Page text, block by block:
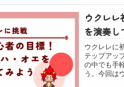
ウクレ
を演奏し
ウクレレに
テップアッ
の中でも手
う。今回は